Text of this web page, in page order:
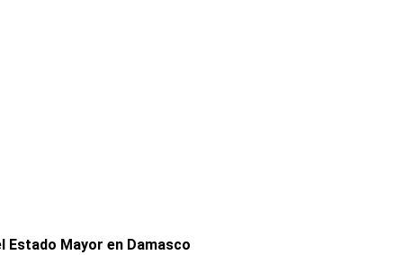
Estado Mayor en Damasco